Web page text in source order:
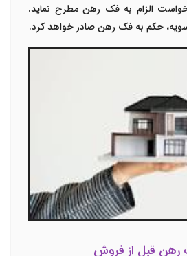
الزام به فک رهن مطرح نماید.
حکم به فک رهن صادر خواهد کرد.
قبل از فروش